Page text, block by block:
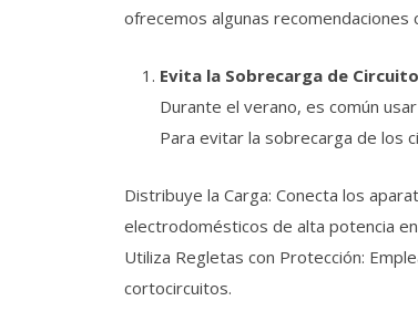
ofrecemos algunas
Evita la Sobrecarga de
Durante el verano, es común
Para evitar la sobrecarga de los
Distribuye la Carga: Conecta los
electrodomésticos de alta potencia
Utiliza Regletas con Protección:
cortocircuitos.